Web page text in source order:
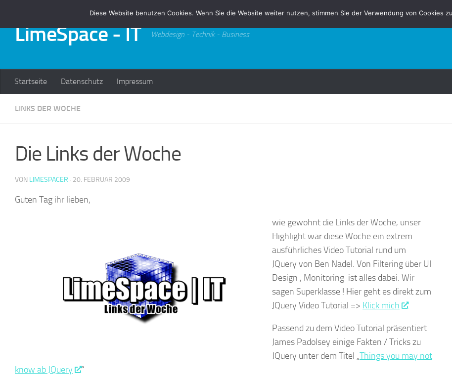
LimeSpace - IT Webdesign - Technik - Business
Startseite Datenschutz Impressum
LINKS DER WOCHE
Die Links der Woche
VON LIMESPACER · 20. FEBRUAR 2009
Guten Tag ihr lieben,
wie gewohnt die Links der Woche, unser
Highlight war diese Woche ein extrem
ausführliches Video Tutorial rund um
JQuery von Ben Nadel. Von Filtering über UI
Design , Monitoring ist alles dabei. Wir
sagen Superklasse ! Hier geht es direkt zum
JQuery Video Tutorial => Klick mich
Passend zu dem Video Tutorial präsentiert
James Padolsey einige Fakten / Tricks zu
JQuery unter dem Titel „Things you may not
know ab JQuery
“
Diese Website benutzen Cookies. Wenn Sie die Website weiter nutzen, stimmen Sie der Verwendung von Cookies